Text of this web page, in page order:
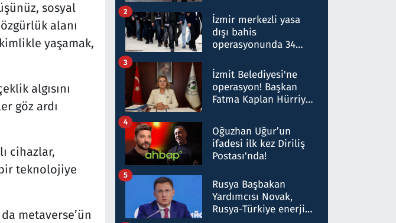
sosyal
alanı
yaşamak,
algısını
göz ardı
cihazlar,
teknolojiye
metaverse’ün
hakkında gözaltı kararı
İzmir merkezli yasa
dışı bahis
operasyonunda 34
Milyar liralık para
trafiği tespit edildi
2
İzmit Belediyesi'ne
operasyon! Başkan
Fatma Kaplan Hürriyet
3
Oğuzhan Uğur’un
ifadesi ilk kez Diriliş
Postası'nda!
4
Rusya Başbakan
Yardımcısı Novak,
Rusya-Türkiye enerji
5